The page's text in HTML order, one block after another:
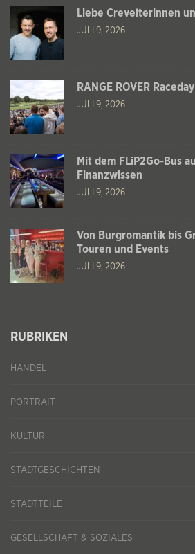
Liebe Crevelterinnen
JULI 9, 2026
RANGE ROVER
JULI 9, 2026
Mit dem FLiP2Go-Bus
Finanzwissen
JULI 9, 2026
Von Burgromantik bis
Touren und Events
JULI 9, 2026
RUBRIKEN
HANDEL
PORTRAIT
KULTUR
STADTGESCHICHTEN
STADTTEILE
GESELLSCHAFT & SOZIALES